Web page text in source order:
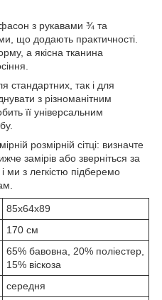
з рукавами ¾ та
що додають практичності.
а якісна тканина
стандартних, так і для
з різноманітним
її універсальним
розмірній сітці: визначте
замірів або зверніться за
ми з легкістю підберемо
85х64х89
170 см
65% бавовна, 20% поліестер,
15% віскоза
середня